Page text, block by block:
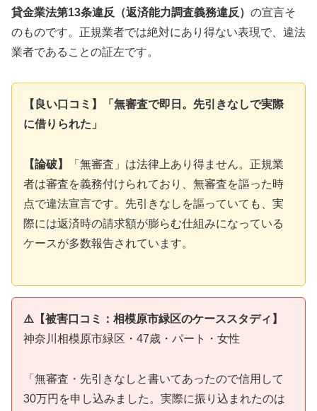
貸金業法第13条違反（返済能力調査義務違反） の宣言そ
のものです。正規業者では絶対にあり得ない表現で、違法
業者であることの証左です。
【良い口コミ】「無審査で即日。先引きなしで実際
に借りられた」
【論破】
「無審査」は法律上あり得ません。正規業
者は審査を義務付けられており、無審査を謳った時
点で違法宣言です。先引きなしを謳っていても、実
際には返済時の請求額が膨らむ仕組みになっている
ケースが多数報告されています。
⚠️【被害口コミ：相模原市緑区のケーススタディ】
神奈川相模原市緑区・47歳・パート・女性
「無審査・先引きなしと書いてあったので信用して
30万円を申し込みました。実際に振り込まれたのは